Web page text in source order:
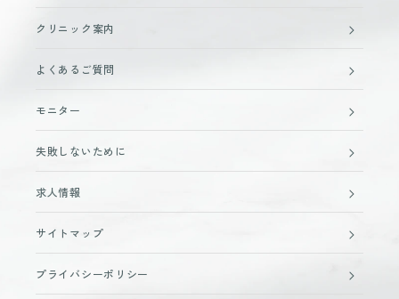
クリニック案内
よくあるご質問
モニター
失敗しないために
求人情報
サイトマップ
プライバシーポリシー